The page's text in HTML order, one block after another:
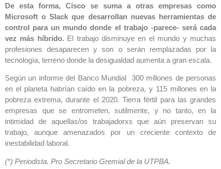
De esta forma, Cisco se suma a otras empresas como
Microsoft o Slack que desarrollan nuevas herramientas de
control para un mundo donde el trabajo -parece- será cada
vez más híbrido. El trabajo disminuye en el mundo y muchas
profesiones desaparecen y son o serán remplazadas por la
tecnología, terreno donde la desigualdad aumenta a gran escala.
Según un informe del Banco Mundial 300 millones de personas
en el planeta habrían caído en la pobreza, y 115 millones en la
pobreza extrema, durante el 2020. Tierra fértil para las grandes
empresas que se entrometen, sutilmente, y no tanto, en la
intimidad de aquellas/os trabajadorxs que aún preservan su
trabajo, aunque amenazados por un creciente contexto de
inestabilidad laboral.
(*) Periodista. Pro Secretario Gremial de la UTPBA.